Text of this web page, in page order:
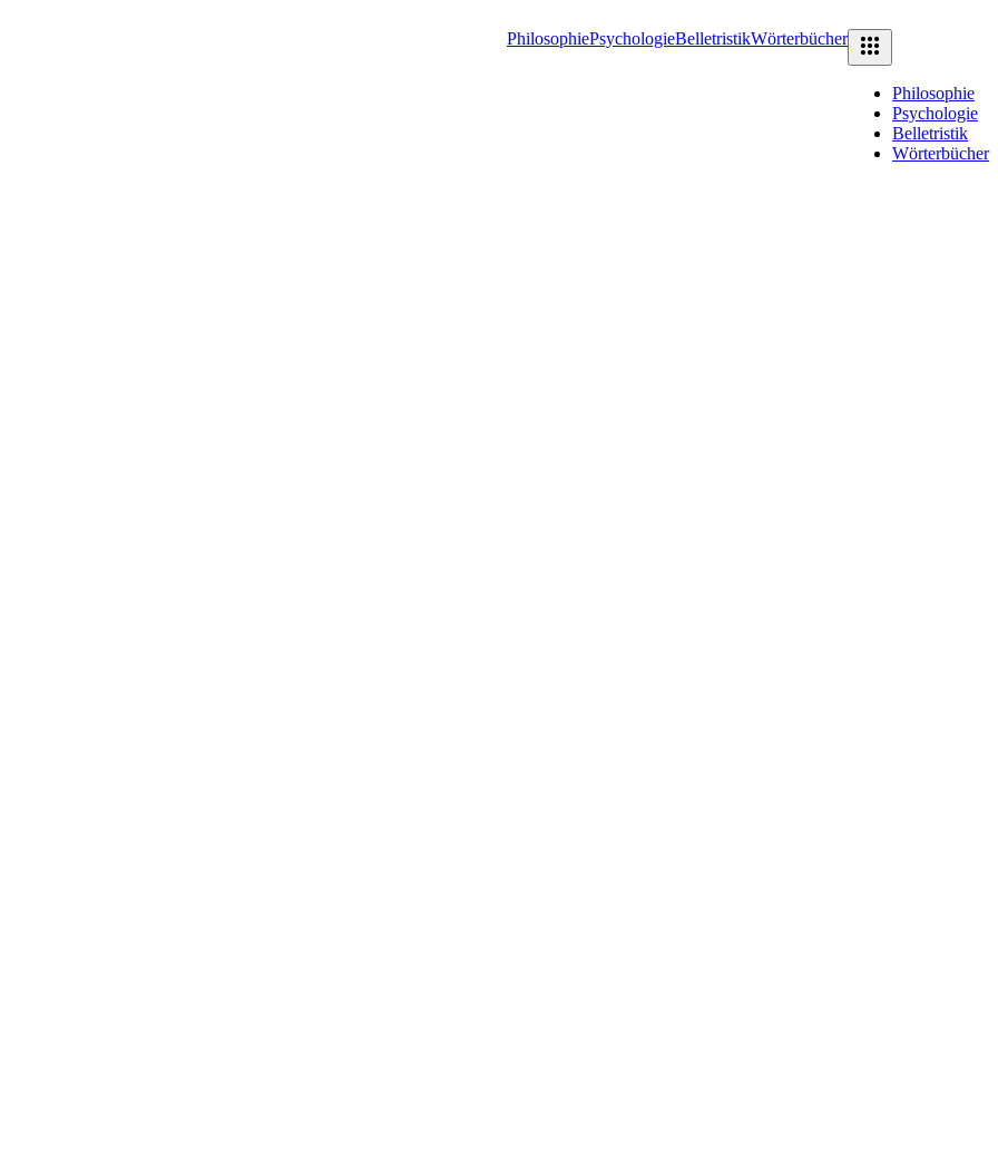
PhilosophiePsychologieBelletristikWörterbücher
Philosophie
Psychologie
Belletristik
Wörterbücher